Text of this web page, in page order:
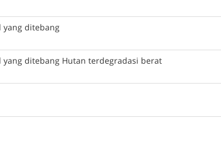
yang ditebang
ditebang Hutan terdegradasi berat